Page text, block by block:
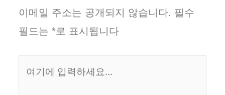
이메일 주소는 공개되지 않습니다. 필수
필드는 *로 표시됩니다